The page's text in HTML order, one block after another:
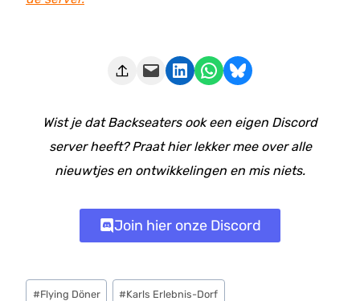
Deze pagina e-mailen Delen op LinkedIn Delen via WhatsApp Share on Bluesky
Wist je dat Backseaters ook een eigen Discord
server heeft? Praat hier lekker mee over alle
nieuwtjes en ontwikkelingen en mis niets.
Join hier onze Discord
Bericht
#Flying Döner #Karls Erlebnis-Dorf